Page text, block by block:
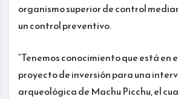
organismo superior de control
un control preventivo.
“Tenemos conocimiento que está en
proyecto de inversión para una
arqueológica de Machu Picchu, el